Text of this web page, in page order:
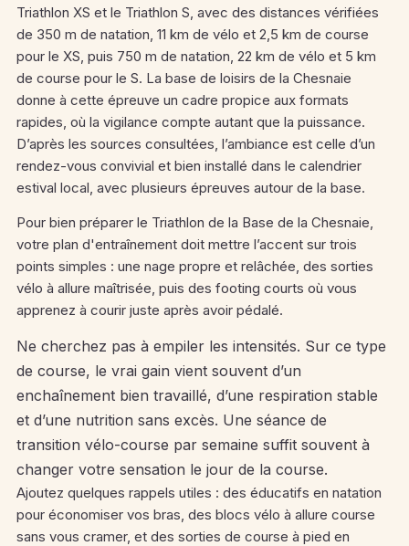
Triathlon XS et le Triathlon S, avec des distances vérifiées
de 350 m de natation, 11 km de vélo et 2,5 km de course
pour le XS, puis 750 m de natation, 22 km de vélo et 5 km
de course pour le S. La base de loisirs de la Chesnaie
donne à cette épreuve un cadre propice aux formats
rapides, où la vigilance compte autant que la puissance.
D’après les sources consultées, l’ambiance est celle d’un
rendez-vous convivial et bien installé dans le calendrier
estival local, avec plusieurs épreuves autour de la base.
Pour bien préparer le Triathlon de la Base de la Chesnaie,
votre plan d'entraînement doit mettre l’accent sur trois
points simples : une nage propre et relâchée, des sorties
vélo à allure maîtrisée, puis des footing courts où vous
apprenez à courir juste après avoir pédalé.
Ne cherchez pas à empiler les intensités. Sur ce type
de course, le vrai gain vient souvent d’un
enchaînement bien travaillé, d’une respiration stable
et d’une nutrition sans excès. Une séance de
transition vélo-course par semaine suffit souvent à
changer votre sensation le jour de la course.
Ajoutez quelques rappels utiles : des éducatifs en natation
pour économiser vos bras, des blocs vélo à allure course
sans vous cramer, et des sorties de course à pied en